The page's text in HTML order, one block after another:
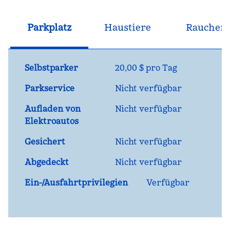
Parkplatz Haustiere Raucher
Selbstparker
20,00 $ pro Tag
Parkservice
Nicht verfügbar
Aufladen von
Elektroautos
Nicht verfügbar
Gesichert
Nicht verfügbar
Abgedeckt
Nicht verfügbar
Ein-/Ausfahrtprivilegien
Verfügbar